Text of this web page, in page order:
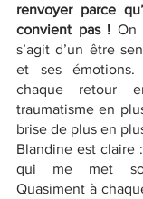
renvoyer parce
convient pas ! On
s’agit d’un être
et ses
chaque retour
traumatisme en
brise de plus en
Blandine est claire
qui me met
Quasiment à